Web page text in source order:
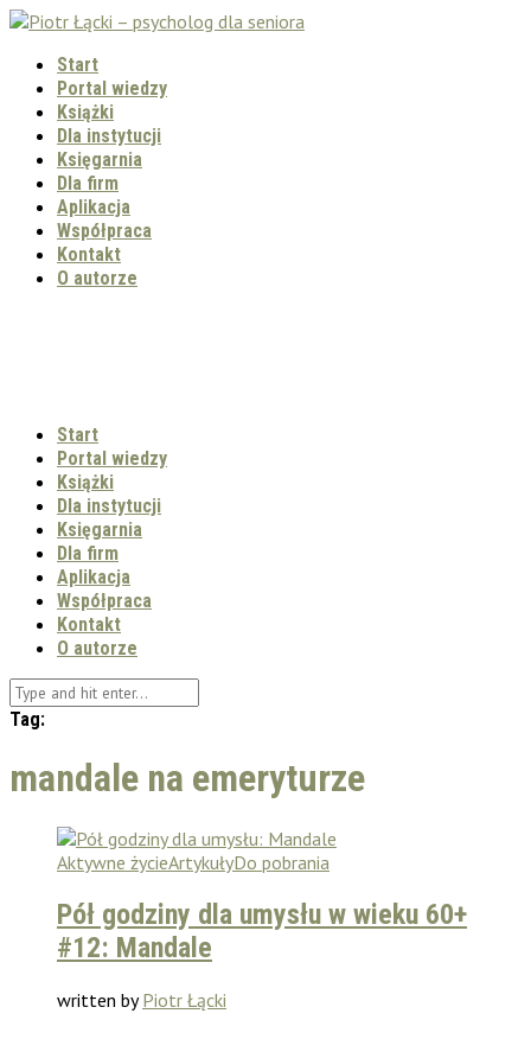
Start
Portal wiedzy
Książki
Dla instytucji
Księgarnia
Dla firm
Aplikacja
Współpraca
Kontakt
O autorze
Start
Portal wiedzy
Książki
Dla instytucji
Księgarnia
Dla firm
Aplikacja
Współpraca
Kontakt
O autorze
Tag:
mandale na emeryturze
Aktywne życieArtykułyDo pobrania
Pół godziny dla umysłu w wieku 60+
#12: Mandale
written byPiotr Łącki